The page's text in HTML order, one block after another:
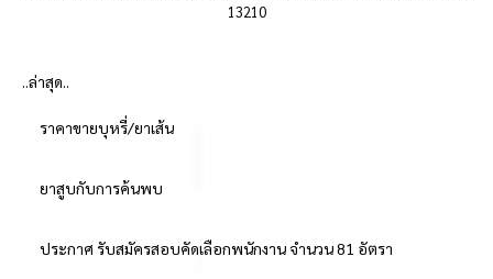
13210
..ล่าสุด..
ราคาขายบุหรี่/ยาเส้น
ยาสูบกับการค้นพบ
ประกาศ รับสมัครสอบคัดเลือกพนักงาน จำนวน 81 อัตรา